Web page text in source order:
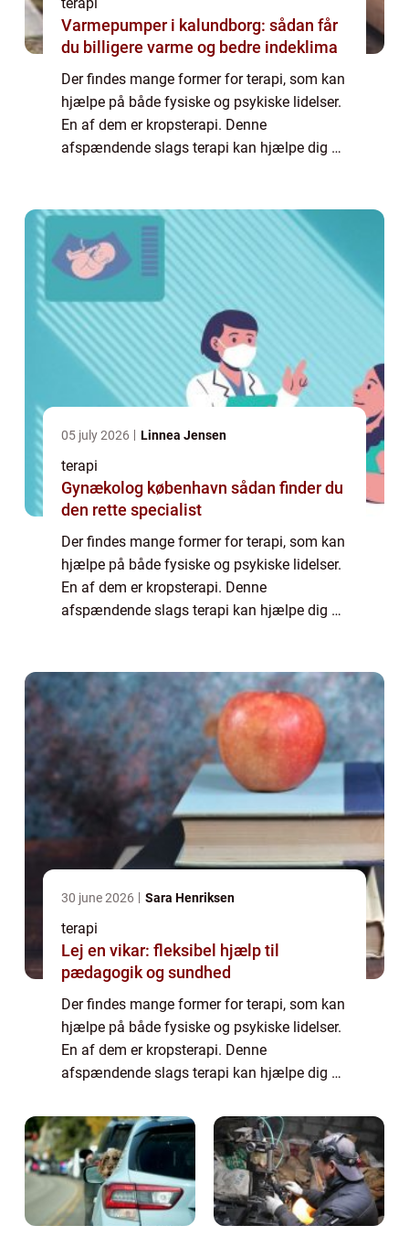
terapi
Varmepumper i kalundborg: sådan får
du billigere varme og bedre indeklima
Der findes mange former for terapi, som kan
hjælpe på både fysiske og psykiske lidelser.
En af dem er kropsterapi. Denne
afspændende slags terapi kan hjælpe dig af
05 july 2026 Linnea Jensen
terapi
Gynækolog københavn sådan finder du
den rette specialist
Der findes mange former for terapi, som kan
hjælpe på både fysiske og psykiske lidelser.
En af dem er kropsterapi. Denne
afspændende slags terapi kan hjælpe dig af
30 june 2026 Sara Henriksen
terapi
Lej en vikar: fleksibel hjælp til
pædagogik og sundhed
Der findes mange former for terapi, som kan
hjælpe på både fysiske og psykiske lidelser.
En af dem er kropsterapi. Denne
afspændende slags terapi kan hjælpe dig af
stress og ang...